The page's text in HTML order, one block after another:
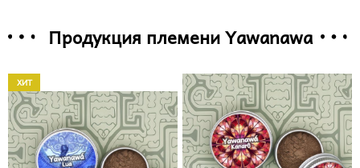
Продукция племени Yawanawa
ХИТ